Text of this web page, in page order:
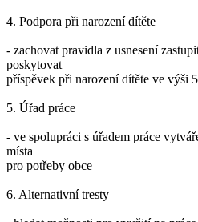
4. Podpora při narození dítěte
- zachovat pravidla z usnesení
poskytovat
příspěvek při narození dítěte ve výši
5. Úřad práce
- ve spolupráci s úřadem práce
místa
pro potřeby obce
6. Alternativní tresty